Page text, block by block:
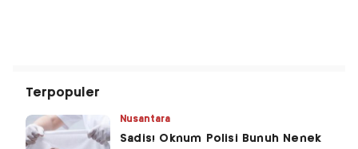
Terpopuler
Nusantara
Sadis! Oknum Polisi Bunuh Nenek